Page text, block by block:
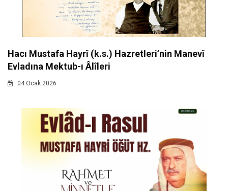
Hacı Mustafa Hayrî (k.s.) Hazretleri’nin Manevî
Evladına Mektub-ı Âlîleri
04 Ocak 2026